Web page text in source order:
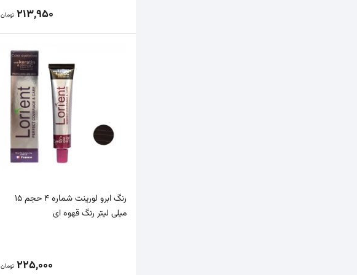
213,950 تومان
رنگ ابرو لورینت شماره 4 حجم 15
میلی لیتر رنگ قهوه ای
225,000 تومان